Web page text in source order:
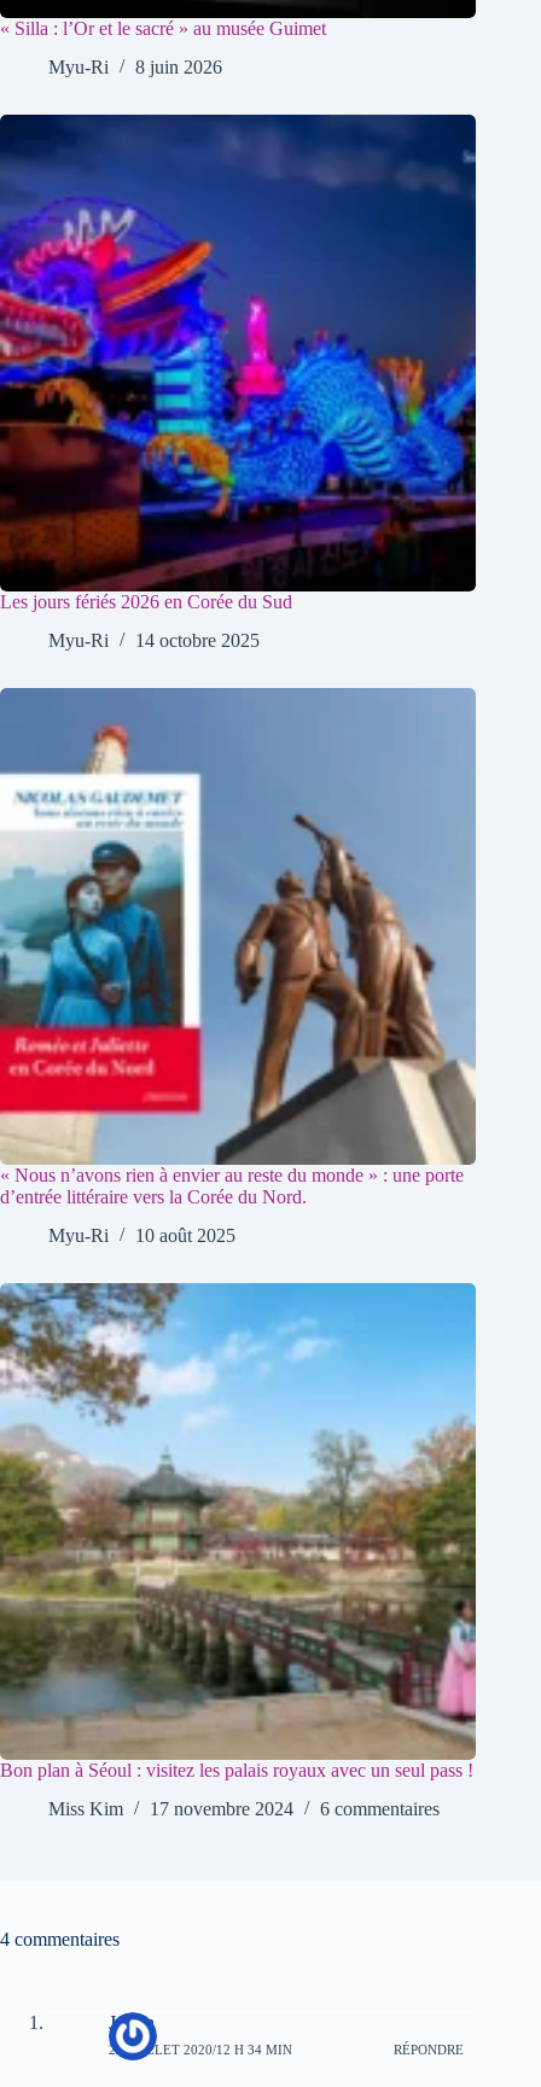
« Silla : l’Or et le sacré » au musée Guimet
Myu-Ri
8 juin 2026
Les jours fériés 2026 en Corée du Sud
Myu-Ri
14 octobre 2025
« Nous n’avons rien à envier au reste du monde » : une porte
d’entrée littéraire vers la Corée du Nord.
Myu-Ri
10 août 2025
Bon plan à Séoul : visitez les palais royaux avec un seul pass !
Miss Kim
17 novembre 2024 6 commentaires
4 commentaires
Junon
25 JUILLET 2020/12 H 34 MIN RÉPONDRE